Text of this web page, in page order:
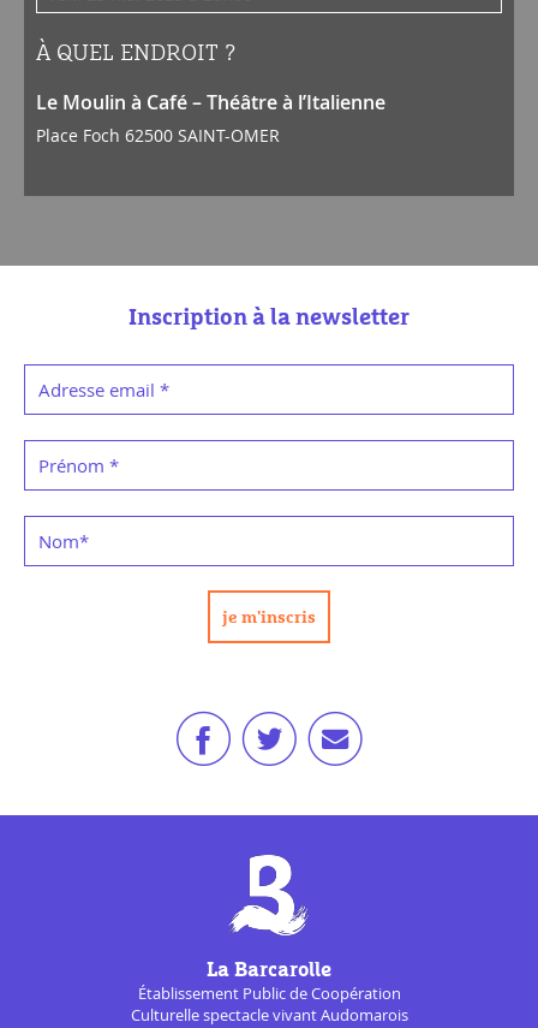
À QUEL ENDROIT ?
Le Moulin à Café – Théâtre à l’Italienne
Place Foch 62500 SAINT-OMER
Inscription à la newsletter
Adresse email *
Prénom *
Nom*
La Barcarolle
Établissement Public deCoopération
Culturellespectacle vivant Audomarois